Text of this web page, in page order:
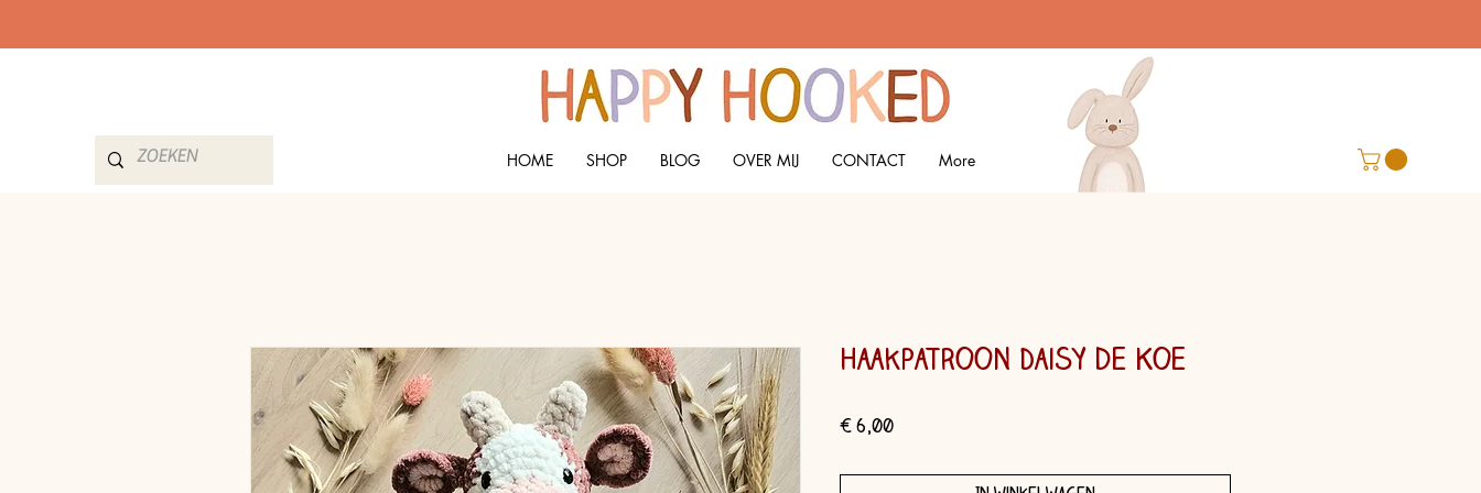
HOME SHOP BLOG OVER MIJ CONTACT More
Haakpatroon Daisy de Koe
€ 6,00Prijs